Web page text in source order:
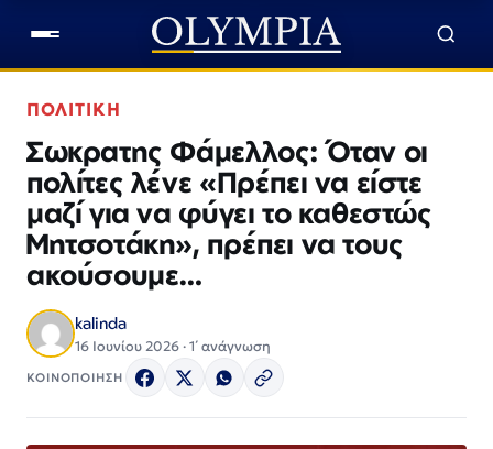
ΠΟΛΙΤΙΚΗ
Σωκρατης Φάμελλος: Όταν οι
πολίτες λένε «Πρέπει να είστε
μαζί για να φύγει το καθεστώς
Μητσοτάκη», πρέπει να τους
ακούσουμε…
kalinda
16 Ιουνίου 2026 · 1΄ ανάγνωση
ΚΟΙΝΟΠΟΙΗΣΗ